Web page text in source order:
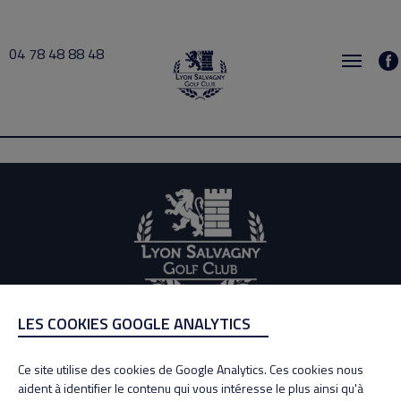
04 78 48 88 48
Dominique 2021-03-11 14:30 → 2021-03-11 15:00
ADRESSE
69890 La Tour de Salvagny
Tél : 04 78 48 88 48
LES COOKIES GOOGLE ANALYTICS
Ce site utilise des cookies de Google Analytics. Ces cookies nous
aident à identifier le contenu qui vous intéresse le plus ainsi qu'à